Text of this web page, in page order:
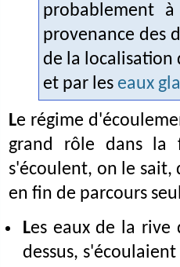
probablement
provenance des
de la localisation
et par les eaux
Le régime d'écoulement des eaux glaciaires des anciens glaciers joue en effet un
grand rôle dans la
s'écoulent, on le sait,
en fin de parcours
Les eaux de la
dessus,